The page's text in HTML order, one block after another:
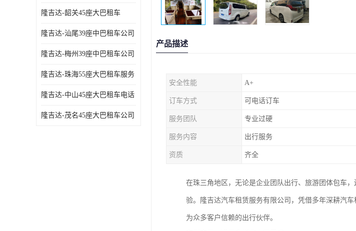
隆吉达-韶关45座大巴租车
隆吉达-汕尾39座中巴租车公司
隆吉达-梅州39座中巴租车公司
隆吉达-珠海55座大巴租车服务
隆吉达-中山45座大巴租车电话
隆吉达-茂名45座大巴租车公司
产品描述
安全性能 A+
订车方式 可电话订车
服务团队 专业过硬
服务内容 出行服务
资质 齐全
在珠三角地区，无论是企业团队出行、旅游团体包车
验。隆吉达汽车租赁服务有限公司，凭借多年深耕汽
为众多客户信赖的出行伙伴。